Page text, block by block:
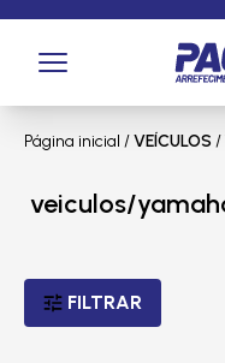
Página inicial /VEÍCULOS /
veiculos/
FILTRAR